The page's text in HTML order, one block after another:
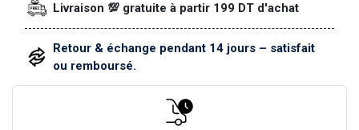
Livraison 💯 gratuite à partir 199 DT d'achat
Retour & échange pendant 14 jours – satisfait
ou remboursé.